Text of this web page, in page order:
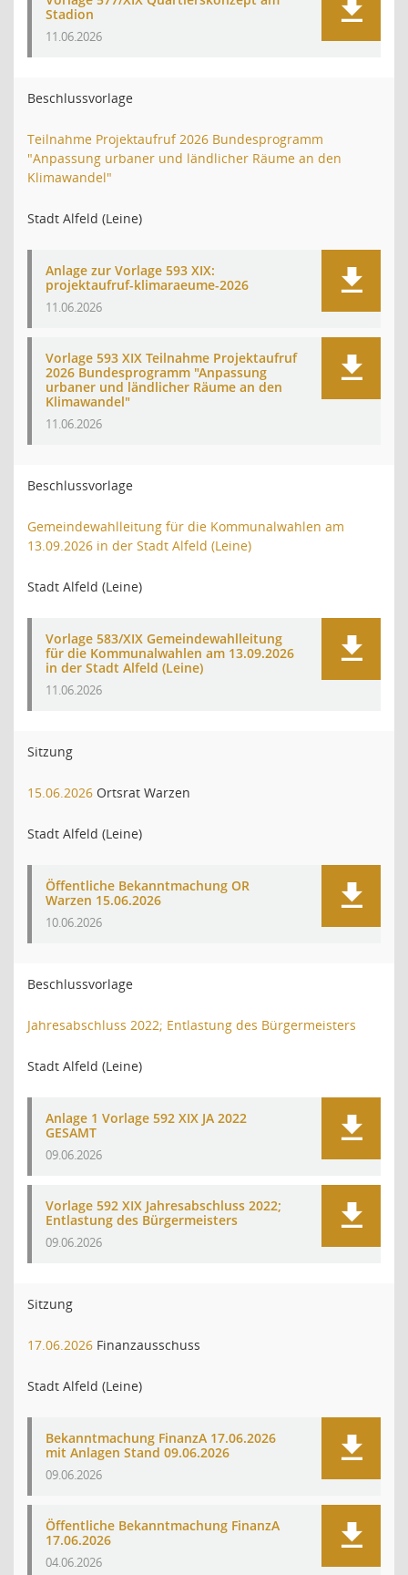
Stadion
11.06.2026
Beschlussvorlage
Teilnahme Projektaufruf 2026 Bundesprogramm
"Anpassung urbaner und ländlicher Räume an den
Klimawandel"
Stadt Alfeld (Leine)
Anlage zur Vorlage 593 XIX:
projektaufruf-klimaraeume-2026
11.06.2026
Vorlage 593 XIX Teilnahme Projektaufruf
2026 Bundesprogramm "Anpassung
urbaner und ländlicher Räume an den
Klimawandel"
11.06.2026
Beschlussvorlage
Gemeindewahlleitung für die Kommunalwahlen am
13.09.2026 in der Stadt Alfeld (Leine)
Stadt Alfeld (Leine)
Vorlage 583/XIX Gemeindewahlleitung
für die Kommunalwahlen am 13.09.2026
in der Stadt Alfeld (Leine)
11.06.2026
Sitzung
15.06.2026 Ortsrat Warzen
Stadt Alfeld (Leine)
Öffentliche Bekanntmachung OR
Warzen 15.06.2026
10.06.2026
Beschlussvorlage
Jahresabschluss 2022; Entlastung des Bürgermeisters
Stadt Alfeld (Leine)
Anlage 1 Vorlage 592 XIX JA 2022
GESAMT
09.06.2026
Vorlage 592 XIX Jahresabschluss 2022;
Entlastung des Bürgermeisters
09.06.2026
Sitzung
17.06.2026 Finanzausschuss
Stadt Alfeld (Leine)
Bekanntmachung FinanzA 17.06.2026
mit Anlagen Stand 09.06.2026
09.06.2026
Öffentliche Bekanntmachung FinanzA
17.06.2026
04.06.2026